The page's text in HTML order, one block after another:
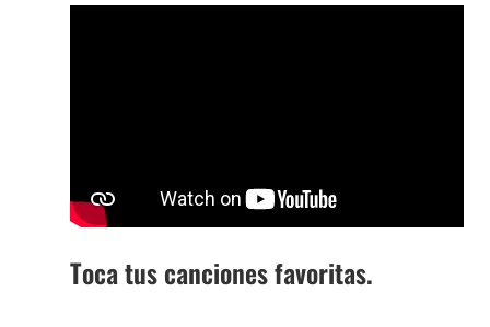
Toca tus canciones favoritas.